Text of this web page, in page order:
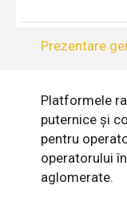
Prezentare
Platformele
puternice și
pentru
operatorului
aglomerate.